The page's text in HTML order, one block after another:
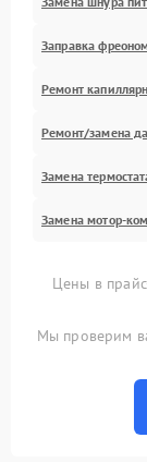
Заправка
Ремонт
Ремонт/замена
Замена
Замена мотор-
Цены в
Мы проверим